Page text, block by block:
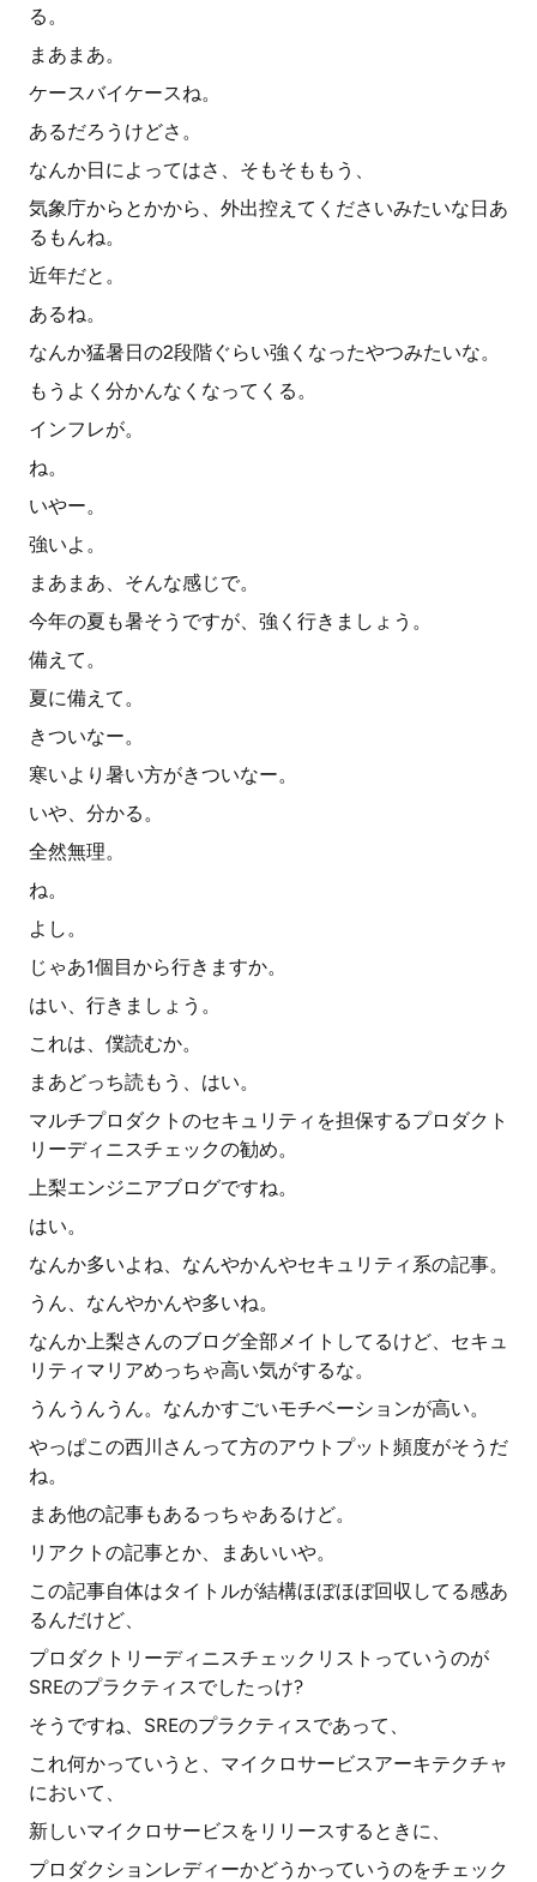
る。
まあまあ。
ケースバイケースね。
あるだろうけどさ。
なんか日によってはさ、そもそももう、
気象庁からとかから、外出控えてくださいみたいな日あ
るもんね。
近年だと。
あるね。
なんか猛暑日の2段階ぐらい強くなったやつみたいな。
もうよく分かんなくなってくる。
インフレが。
ね。
いやー。
強いよ。
まあまあ、そんな感じで。
今年の夏も暑そうですが、強く行きましょう。
備えて。
夏に備えて。
きついなー。
寒いより暑い方がきついなー。
いや、分かる。
全然無理。
ね。
よし。
じゃあ1個目から行きますか。
はい、行きましょう。
これは、僕読むか。
まあどっち読もう、はい。
マルチプロダクトのセキュリティを担保するプロダクト
リーディニスチェックの勧め。
上梨エンジニアブログですね。
はい。
なんか多いよね、なんやかんやセキュリティ系の記事。
うん、なんやかんや多いね。
なんか上梨さんのブログ全部メイトしてるけど、セキュ
リティマリアめっちゃ高い気がするな。
うんうんうん。なんかすごいモチベーションが高い。
やっぱこの西川さんって方のアウトプット頻度がそうだ
ね。
まあ他の記事もあるっちゃあるけど。
リアクトの記事とか、まあいいや。
この記事自体はタイトルが結構ほぼほぼ回収してる感あ
るんだけど、
プロダクトリーディニスチェックリストっていうのが
SREのプラクティスでしたっけ?
そうですね、SREのプラクティスであって、
これ何かっていうと、マイクロサービスアーキテクチャ
において、
新しいマイクロサービスをリリースするときに、
プロダクションレディーかどうかっていうのをチェック